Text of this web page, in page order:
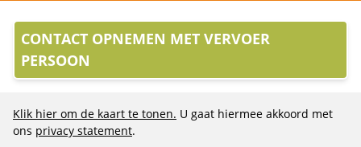
CONTACT OPNEMEN MET VERVOER
PERSOON
Klik hier om de kaart te tonen. U gaat hiermee akkoord met
ons privacy statement.